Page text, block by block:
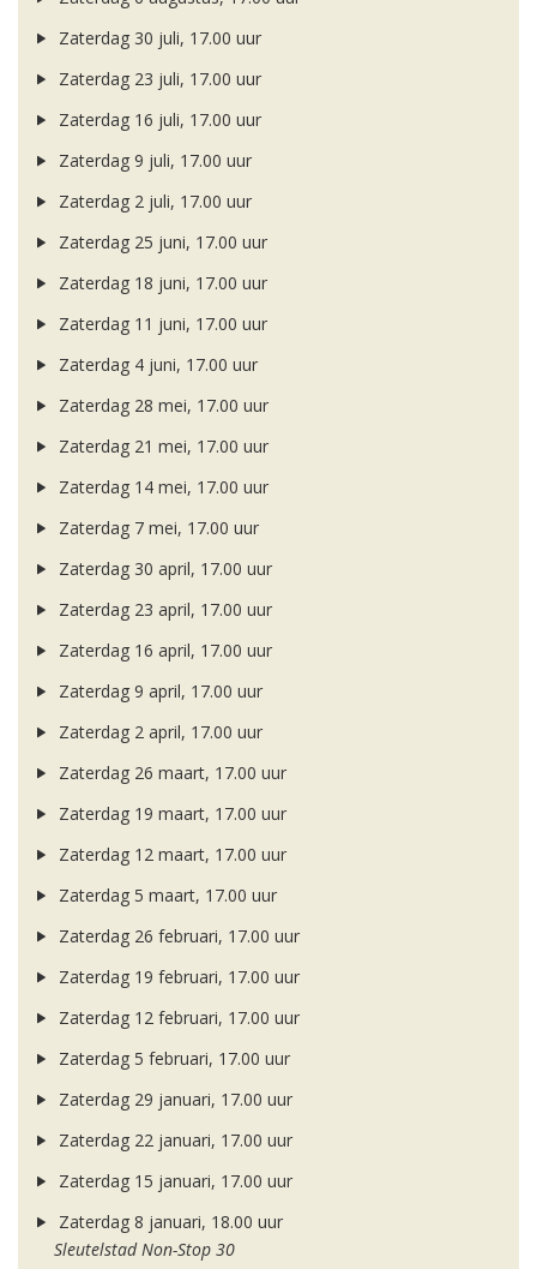
Zaterdag 30 juli, 17.00 uur
Zaterdag 23 juli, 17.00 uur
Zaterdag 16 juli, 17.00 uur
Zaterdag 9 juli, 17.00 uur
Zaterdag 2 juli, 17.00 uur
Zaterdag 25 juni, 17.00 uur
Zaterdag 18 juni, 17.00 uur
Zaterdag 11 juni, 17.00 uur
Zaterdag 4 juni, 17.00 uur
Zaterdag 28 mei, 17.00 uur
Zaterdag 21 mei, 17.00 uur
Zaterdag 14 mei, 17.00 uur
Zaterdag 7 mei, 17.00 uur
Zaterdag 30 april, 17.00 uur
Zaterdag 23 april, 17.00 uur
Zaterdag 16 april, 17.00 uur
Zaterdag 9 april, 17.00 uur
Zaterdag 2 april, 17.00 uur
Zaterdag 26 maart, 17.00 uur
Zaterdag 19 maart, 17.00 uur
Zaterdag 12 maart, 17.00 uur
Zaterdag 5 maart, 17.00 uur
Zaterdag 26 februari, 17.00 uur
Zaterdag 19 februari, 17.00 uur
Zaterdag 12 februari, 17.00 uur
Zaterdag 5 februari, 17.00 uur
Zaterdag 29 januari, 17.00 uur
Zaterdag 22 januari, 17.00 uur
Zaterdag 15 januari, 17.00 uur
Zaterdag 8 januari, 18.00 uur
Sleutelstad Non-Stop 30